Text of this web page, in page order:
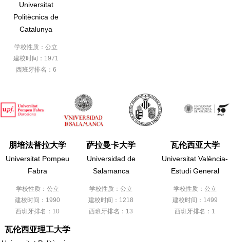
Universitat
Politècnica de
Catalunya
学校性质：公立
建校时间：1971
西班牙排名：6
朋培法普拉大学
Universitat Pompeu
Fabra
学校性质：公立
建校时间：1990
西班牙排名：10
萨拉曼卡大学
Universidad de
Salamanca
学校性质：公立
建校时间：1218
西班牙排名：13
瓦伦西亚大学
Universitat València-
Estudi General
学校性质：公立
建校时间：1499
西班牙排名：1
瓦伦西亚理工大学